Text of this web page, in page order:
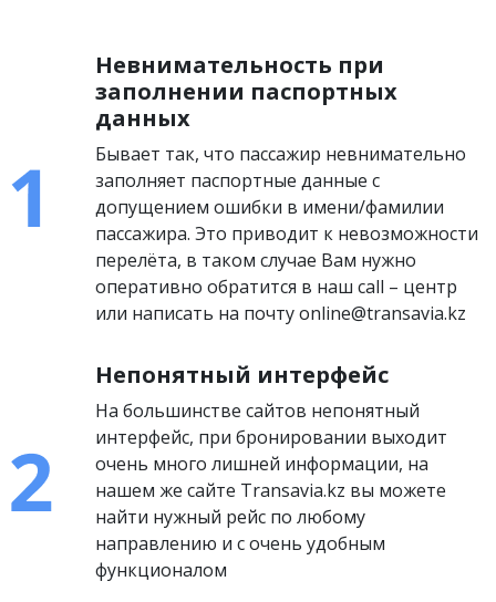
Невнимательность при
заполнении паспортных
данных
Бывает так, что пассажир невнимательно
заполняет паспортные данные с
допущением ошибки в имени/фамилии
пассажира. Это приводит к невозможности
перелёта, в таком случае Вам нужно
оперативно обратится в наш call – центр
или написать на почту online@transavia.kz
Непонятный интерфейс
На большинстве сайтов непонятный
интерфейс, при бронировании выходит
очень много лишней информации, на
нашем же сайте Transavia.kz вы можете
найти нужный рейс по любому
направлению и с очень удобным
функционалом